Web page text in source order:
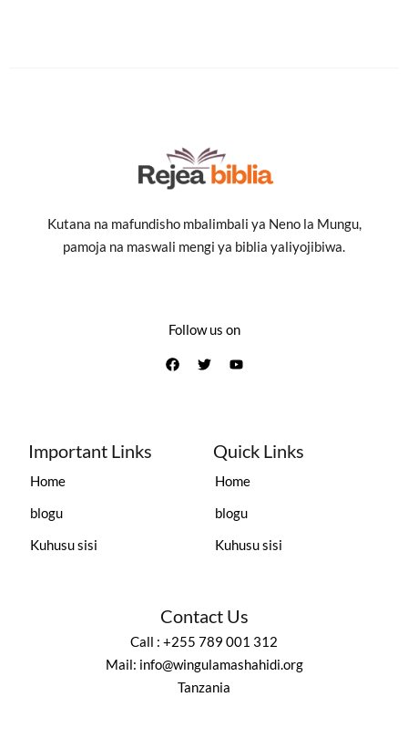
Kutana na mafundisho mbalimbali ya Neno la Mungu,
pamoja na maswali mengi ya biblia yaliyojibiwa.
Follow us on
Important Links
Home
blogu
Kuhusu sisi
Quick Links
Home
blogu
Kuhusu sisi
Contact Us
Call : +255 789 001 312
Mail: info@wingulamashahidi.org
Tanzania